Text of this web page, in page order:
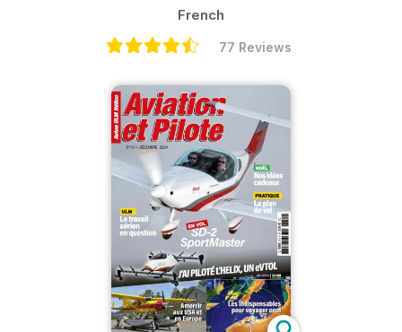
French
77 Reviews